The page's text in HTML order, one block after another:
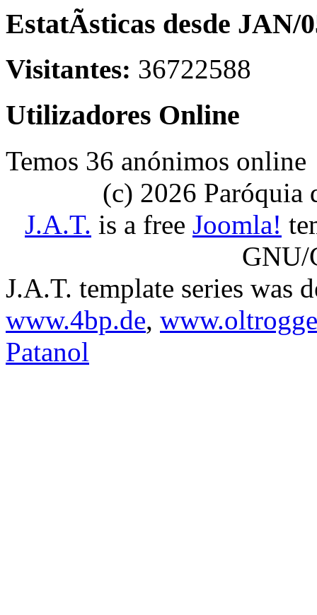
EstatÃ­sticas desde JAN/
Visitantes: 36722588
Utilizadores Online
Temos 36 anónimos online
(c) 2026 Paróquia
J.A.T. is a free Joomla!
GNU/
J.A.T. template series was
www.4bp.de,
Patanol